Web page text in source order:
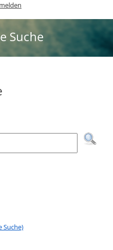
Suche
nach der Sie
Suche)